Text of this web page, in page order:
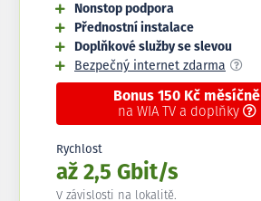
Nonstop podpora
Přednostní instalace
Doplňkové služby se slevou
Bezpečný internet zdarma
Bonus 150 Kč měsíčně
na WIA TV a doplňky
Rychlost
až 2,5 Gbit/s
V závislosti na lokalitě.